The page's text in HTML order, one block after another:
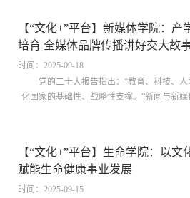
【“文化+”平台】新媒体学院：
培育 全媒体品牌传播讲好交大故
时间：2025-09-18
党的二十大报告指出：“教育、科技、
化国家的基础性、战略性支撑。”新闻与新
研用一体化的全媒体高校形象建设与文化传
交通大学文化形象传播迈上新台阶。“文化+”
价值根基新媒体学院深...
【“文化+”平台】生命学院：以
赋能生命健康事业发展
时间：2025-09-15